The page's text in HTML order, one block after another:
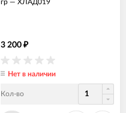
гр — ХЛАД019
3 200 ₽
Нет в наличии
Кол-во